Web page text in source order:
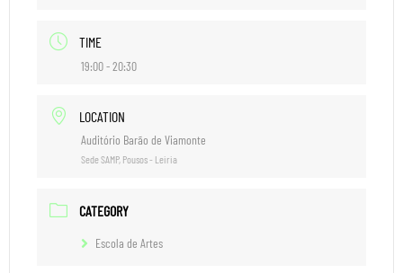
TIME
19:00 - 20:30
LOCATION
Auditório Barão de Viamonte
Sede SAMP, Pousos - Leiria
CATEGORY
Escola de Artes